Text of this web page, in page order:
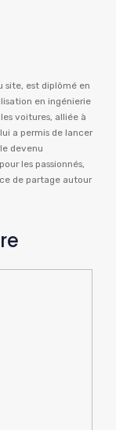
site, est diplômé en
en ingénierie
voitures, alliée à
a permis de lancer
devenu
les passionnés,
de partage autour